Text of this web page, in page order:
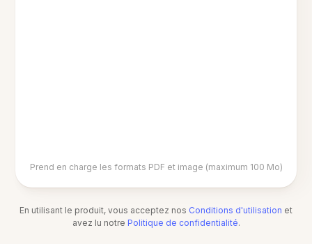
Prend en charge les formats PDF et image (maximum 100 Mo)
En utilisant le produit, vous acceptez nos Conditions d'utilisation et
avez lu notre Politique de confidentialité.